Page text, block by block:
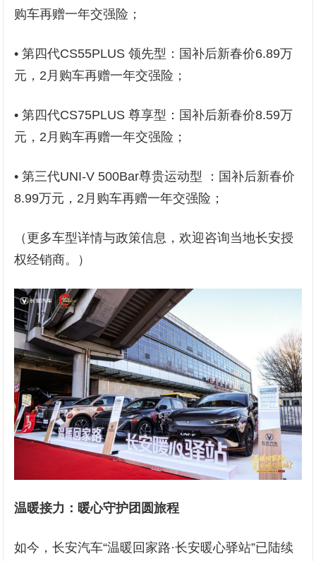
购车再赠一年交强险；
• 第四代CS55PLUS 领先型：国补后新春价6.89万
元，2月购车再赠一年交强险；
• 第四代CS75PLUS 尊享型：国补后新春价8.59万
元，2月购车再赠一年交强险；
• 第三代UNI-V 500Bar尊贵运动型 ：国补后新春价
8.99万元，2月购车再赠一年交强险；
（更多车型详情与政策信息，欢迎咨询当地长安授
权经销商。）
温暖接力 ：暖心守护团圆旅程
如今，长安汽车“温暖回家路·长安暖心驿站”已陆续